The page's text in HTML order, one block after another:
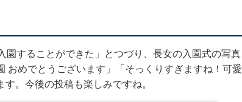
することができた」とつづり、長女の入園式の写真
おめでとうございます」「そっくりすぎますね！可愛
。今後の投稿も楽しみですね。